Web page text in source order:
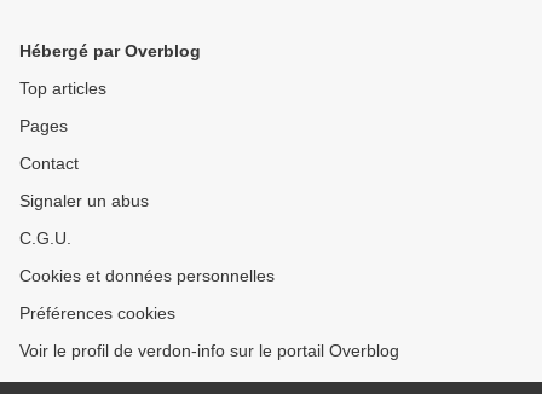
Hébergé par Overblog
Top articles
Pages
Contact
Signaler un abus
C.G.U.
Cookies et données personnelles
Préférences cookies
Voir le profil de verdon-info sur le portail Overblog